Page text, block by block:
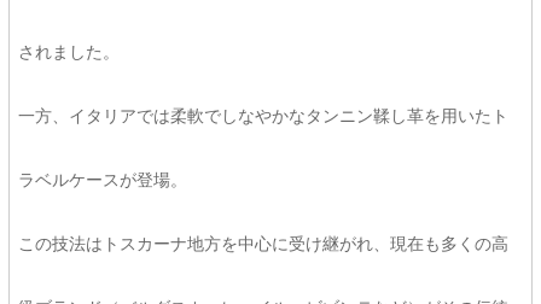
されました。
一方、イタリアでは柔軟でしなやかなタンニン鞣し革を用いたト
ラベルケースが登場。
この技法はトスカーナ地方を中心に受け継がれ、現在も多くの高